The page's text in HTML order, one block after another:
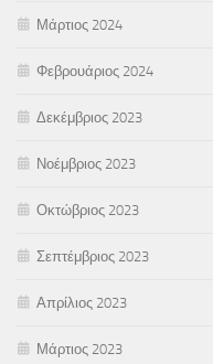
Μάρτιος 2024
Φεβρουάριος 2024
Δεκέμβριος 2023
Νοέμβριος 2023
Οκτώβριος 2023
Σεπτέμβριος 2023
Απρίλιος 2023
Μάρτιος 2023